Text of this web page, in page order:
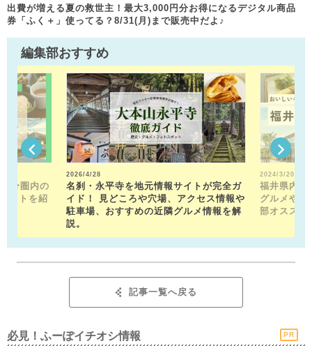
出費が増える夏の救世主！最大3,000円分お得になるデジタル商品
券「ふく＋」使ってる？8/31(月)まで販売中だよ♪
編集部おすすめ
分圏内の
ットを紹
2026/4/28
名刹・永平寺を地元情報サイトが完全ガ
イド！ 見どころや穴場、アクセス情報や
駐車場、おすすめの近隣グルメ情報を解
説。
2024/3/20
福井県内の
グルメや近
部オススメ
記事一覧へ戻る
必見！ふーぽイチオシ情報 PR